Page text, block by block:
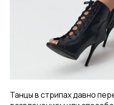
Танцы в стрипах давно